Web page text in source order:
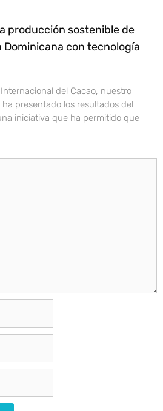
producción sostenible de
Dominicana con tecnología
del Cacao, nuestro
ha presentado los resultados del
iniciativa que ha permitido que